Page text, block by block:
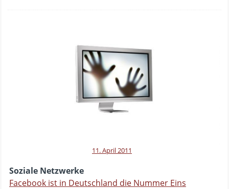
11. April 2011
Soziale Netzwerke
Facebook ist in Deutschland die Nummer Eins